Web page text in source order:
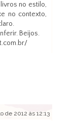
no estilo,
no contexto,
Beijos.
de 2012 às 12:13